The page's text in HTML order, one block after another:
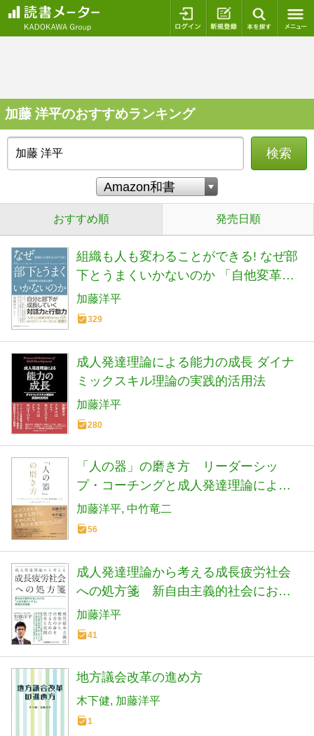
ログイン 新規登録
加藤 洋平のおすすめランキング
検索
おすすめ順 発売日順
組織も人も変わることができる! なぜ部
下とうまくいかないのか 「自他変革」
の発達心理学
加藤洋平
329
成人発達理論による能力の成長 ダイナ
ミックスキル理論の実践的活用法
加藤洋平
280
「人の器」の磨き方 リーダーシッ
プ・コーチングと成人発達理論による
人間力の変容プロセス
加藤洋平 中竹竜二
56
成人発達理論から考える成長疲労社会
への処方箋 新自由主義的社会におけ
る「人生を豊かにする」実践的成長論
加藤洋平
41
地方議会改革の進め方
木下健 加藤洋平
1